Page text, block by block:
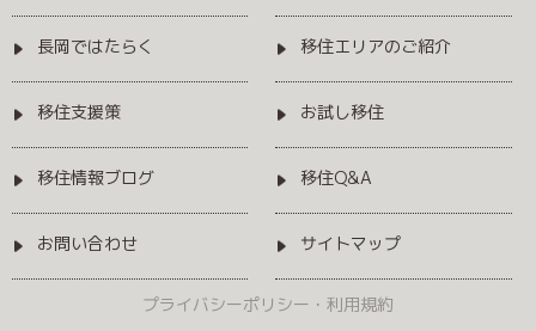
長岡ではたらく
移住支援策
移住情報ブログ
お問い合わせ
移住エリアのご紹介
お試し移住
移住Q&A
サイトマップ
プライバシーポリシー・利用規約